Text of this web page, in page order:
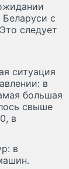
с
следует
ситуация
в
большая
свыше
в
в